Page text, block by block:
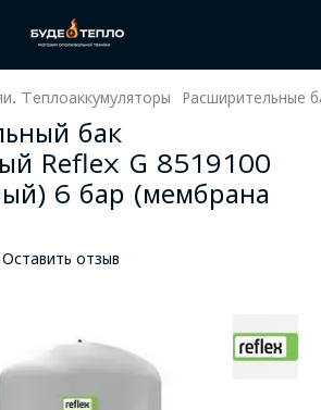
Теплоаккумуляторы Расширительные
бак
Reflex G 8519100
6 бар (мембрана
Оставить отзыв